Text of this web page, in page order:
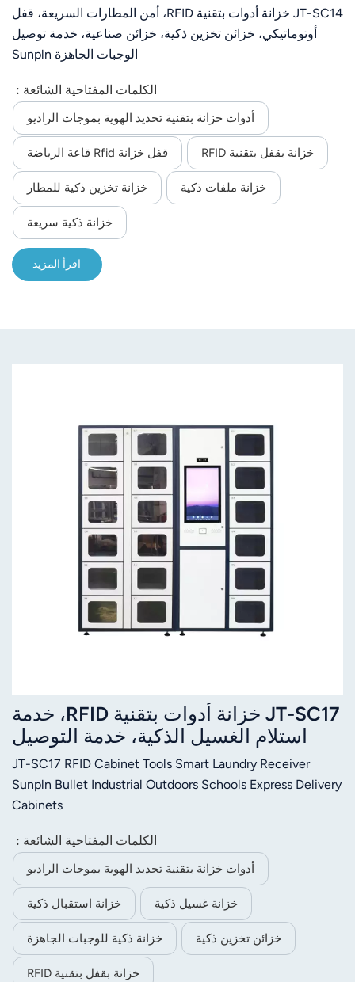
JT-SC14 خزانة أدوات بتقنية RFID، أمن المطارات السريعة، قفل
أوتوماتيكي، خزائن تخزين ذكية، خزائن صناعية، خدمة توصيل
الوجبات الجاهزة Sunpln
الكلمات المفتاحية الشائعة :
أدوات خزانة بتقنية تحديد الهوية بموجات الراديو
خزانة بقفل بتقنية RFID قفل خزانة Rfid قاعة الرياضة
خزانة ملفات ذكية خزانة تخزين ذكية للمطار
خزانة ذكية سريعة
اقرأ المزيد
JT-SC17 خزانة أدوات بتقنية RFID، خدمة
استلام الغسيل الذكية، خدمة التوصيل
JT-SC17 RFID Cabinet Tools Smart Laundry Receiver
Sunpln Bullet Industrial Outdoors Schools Express Delivery
Cabinets
الكلمات المفتاحية الشائعة :
أدوات خزانة بتقنية تحديد الهوية بموجات الراديو
خزانة غسيل ذكية خزانة استقبال ذكية
خزائن تخزين ذكية خزانة ذكية للوجبات الجاهزة
خزانة بقفل بتقنية RFID